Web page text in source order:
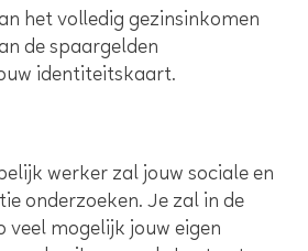
het volledig gezinsinkomen
de spaargelden
identiteitskaart.
werker zal jouw sociale en
onderzoeken. Je zal in de
veel mogelijk jouw eigen